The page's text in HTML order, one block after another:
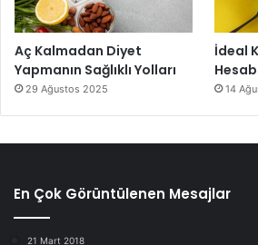
Aç Kalmadan Diyet
Yapmanın Sağlıklı Yolları
29 Ağustos 2025
İdeal
14
En Çok Görüntülenen Mesajlar
21 Mart 2018